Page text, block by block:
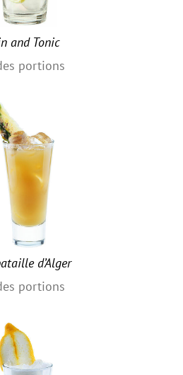
and Tonic
portions
d’Alger
portions